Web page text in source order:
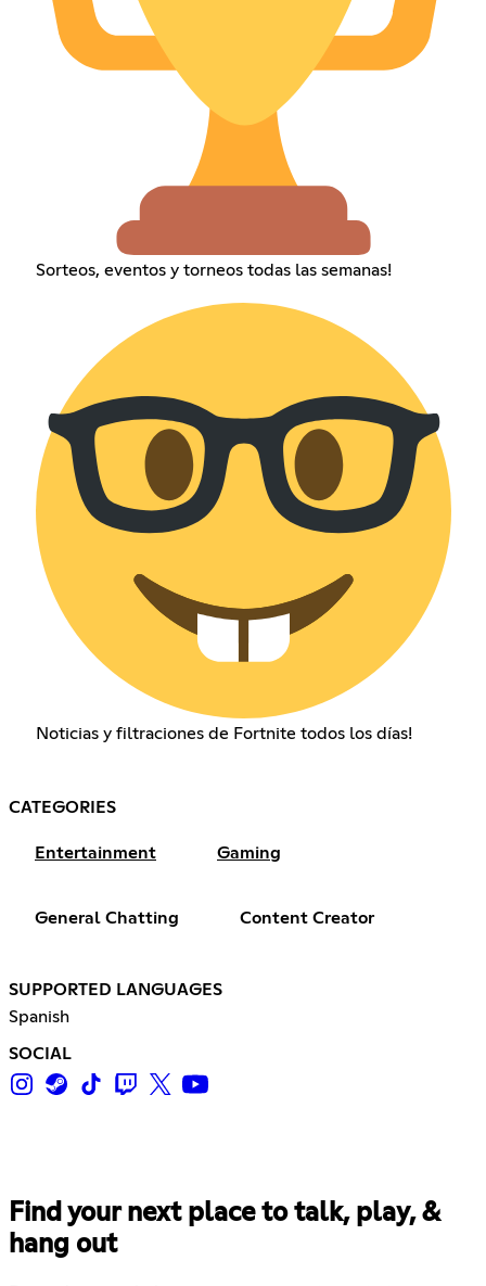
Sorteos, eventos y torneos todas las semanas!
Noticias y filtraciones de Fortnite todos los días!
CATEGORIES
Entertainment Gaming
General Chatting Content Creator
SUPPORTED LANGUAGES
Spanish
SOCIAL
Find your next place to talk, play, &
hang out